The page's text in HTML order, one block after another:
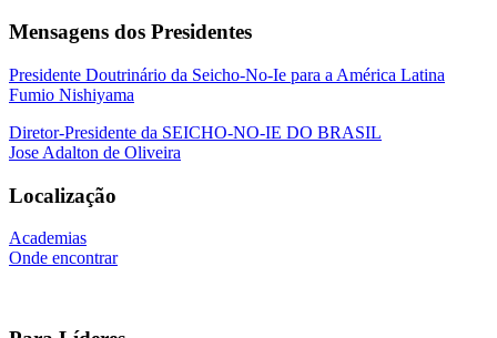
Mensagens dos Presidentes
Presidente Doutrinário da Seicho-No-Ie para a América Latina
Fumio Nishiyama
Diretor-Presidente da SEICHO-NO-IE DO BRASIL
Jose Adalton de Oliveira
Localização
Academias
Onde encontrar